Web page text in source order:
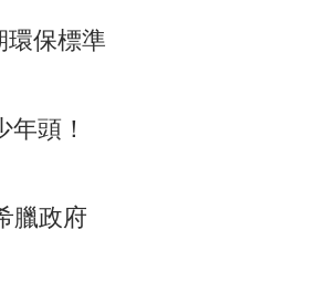
環保標準
頭！
臘政府